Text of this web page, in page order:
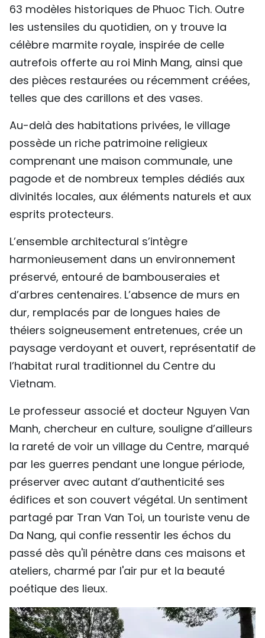
63 modèles historiques de Phuoc Tich. Outre
les ustensiles du quotidien, on y trouve la
célèbre marmite royale, inspirée de celle
autrefois offerte au roi Minh Mang, ainsi que
des pièces restaurées ou récemment créées,
telles que des carillons et des vases.
Au-delà des habitations privées, le village
possède un riche patrimoine religieux
comprenant une maison communale, une
pagode et de nombreux temples dédiés aux
divinités locales, aux éléments naturels et aux
esprits protecteurs.
L’ensemble architectural s’intègre
harmonieusement dans un environnement
préservé, entouré de bambouseraies et
d’arbres centenaires. L’absence de murs en
dur, remplacés par de longues haies de
théiers soigneusement entretenues, crée un
paysage verdoyant et ouvert, représentatif de
l’habitat rural traditionnel du Centre du
Vietnam.
Le professeur associé et docteur Nguyen Van
Manh, chercheur en culture, souligne d’ailleurs
la rareté de voir un village du Centre, marqué
par les guerres pendant une longue période,
préserver avec autant d’authenticité ses
édifices et son couvert végétal. Un sentiment
partagé par Tran Van Toi, un touriste venu de
Da Nang, qui confie ressentir les échos du
passé dès qu'il pénètre dans ces maisons et
ateliers, charmé par l'air pur et la beauté
poétique des lieux.